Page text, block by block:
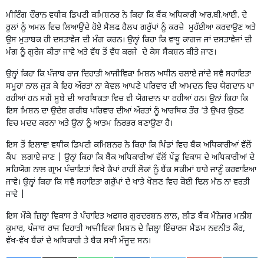
ਮੀਟਿੰਗ ਦੌਰਾਨ ਵਧੀਕ ਡਿਪਟੀ ਕਮਿਸ਼ਨਰ ਨੇ ਕਿਹਾ ਕਿ ਬੈਂਕ ਅਧਿਕਾਰੀ ਆਰ.ਬੀ.ਆਈ. ਦੇ
ਰੂਲਾਂ ਨੂੰ ਅਮਲ ਵਿਚ ਲਿਆਉਂਦੇ ਹੋਏ ਸੈਲਫ ਹੈਲਪ ਗਰੁੱਪਾਂ ਨੂੰ ਕਰਜ਼ੇ ਮੁਹੱਈਆ ਕਰਵਾਉਣ ਅਤੇ
ਉਸ ਮੁਤਾਬਕ ਹੀ ਦਸਤਾਵੇਜ ਦੀ ਮੰਗ ਕਰਨ। ਉਨ੍ਹਾਂ ਕਿਹਾ ਕਿ ਵਾਧੂ ਕਾਗਜ ਜਾਂ ਦਸਤਾਵੇਜਾਂ ਦੀ
ਮੰਗ ਨੂੰ ਗੁਰੇਜ ਕੀਤਾ ਜਾਵੇ ਅਤੇ ਵੱਧ ਤੋਂ ਵੱਧ ਕਰਜੇ ਦੇ ਕੇਸ ਸੈਕਸ਼ਨ ਕੀਤੇ ਜਾਣ।
ਉਨ੍ਹਾਂ ਕਿਹਾ ਕਿ ਪੰਜਾਬ ਰਾਜ ਦਿਹਾਤੀ ਆਜੀਵਿਕਾ ਮਿਸ਼ਨ ਅਧੀਨ ਚਲਾਏ ਜਾਂਦੇ ਸਵੈ ਸਹਾਇਤਾ
ਸਮੂਹਾਂ ਨਾਲ ਜੁੜ ਕੇ ਇਹ ਔਰਤਾਂ ਨਾ ਕੇਵਲ ਆਪਣੇ ਪਰਿਵਾਰ ਦੀ ਆਮਦਨ ਵਿਚ ਯੋਗਦਾਨ ਪਾ
ਰਹੀਆਂ ਹਨ ਸਗੋਂ ਸੂਬੇ ਦੀ ਆਰਥਿਕਤਾ ਵਿਚ ਵੀ ਯੋਗਦਾਨ ਪਾ ਰਹੀਆਂ ਹਨ। ਉਨਾਂ ਕਿਹਾ ਕਿ
ਇਸ ਮਿਸ਼ਨ ਦਾ ਉਦੇਸ਼ ਗਰੀਬ ਪਰਿਵਾਰ ਦੀਆਂ ਔਰਤਾਂ ਨੂੰ ਆਰਥਿਕ ਤੌਰ ’ਤੇ ਉਪਰ ਉਠਣ
ਵਿਚ ਮਦਦ ਕਰਨਾ ਅਤੇ ਉਨਾਂ ਨੂੰ ਆਤਮ ਨਿਰਭਰ ਬਣਾਉਣਾ ਹੈ।
ਇਸ ਤੋਂ ਇਲਾਵਾ ਵਧੀਕ ਡਿਪਟੀ ਕਮਿਸ਼ਨਰ ਨੇ ਕਿਹਾ ਕਿ ਪਿੰਡਾਂ ਵਿਚ ਬੈਂਕ ਅਧਿਕਾਰੀਆਂ ਵੱਲੋਂ
ਕੈਂਪ ਲਗਾਏ ਜਾਣ | ਉਨ੍ਹਾਂ ਕਿਹਾ ਕਿ ਬੈਂਕ ਅਧਿਕਾਰੀਆਂ ਵੱਲੋਂ ਪੇਂਡੂ ਵਿਕਾਸ ਦੇ ਅਧਿਕਾਰੀਆਂ ਦੇ
ਸਹਿਯੋਗ ਨਾਲ ਗ੍ਰਾਮ ਪੰਚਾਇਤਾਂ ਵਿਖੇ ਕੈਂਪਾਂ ਰਾਹੀਂ ਲੋਕਾਂ ਨੂੰ ਬੈਂਕ ਸਕੀਮਾਂ ਬਾਰੇ ਜਾਣੂੰ ਕਰਵਾਇਆ
ਜਾਵੇ। ਉਨ੍ਹਾਂ ਕਿਹਾ ਕਿ ਸਵੈ ਸਹਾਇਤਾ ਗਰੁੱਪਾਂ ਦੇ ਖਾਤੇ ਖੋਲਣ ਵਿਚ ਕੋਈ ਢਿਲ ਮੱਠ ਨਾ ਵਰਤੀ
ਜਾਵੇ |
ਇਸ ਮੌਕੇ ਜ਼ਿਲ੍ਹਾ ਵਿਕਾਸ ਤੇ ਪੰਚਾਇਤ ਅਫ਼ਸਰ ਗੁਰਦਰਸ਼ਨ ਲਾਲ, ਲੀਡ ਬੈਂਕ ਮੈਨੇਜਰ ਮਨੀਸ਼
ਕੁਮਾਰ, ਪੰਜਾਬ ਰਾਜ ਦਿਹਾਤੀ ਆਜੀਵਿਕਾ ਮਿਸ਼ਨ ਦੇ ਜ਼ਿਲ੍ਹਾ ਇੰਚਾਰਜ ਮੈਡਮ ਨਵਨੀਤ ਕੌਰ,
ਵੱਖ-ਵੱਖ ਬੈਂਕਾਂ ਦੇ ਅਧਿਕਾਰੀ ਤੇ ਬੈਂਕ ਸਖੀ ਮੌਜੂਦ ਸਨ।